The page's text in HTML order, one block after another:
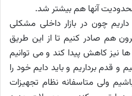
آنها هم بیشتر شد.
چون در بازار داخلی مشکلی
هم صادر کنیم تا از این طریق
ها نیز کاهش پیدا کند و می توانیم
و قدم برداریم و باید دایم خود را
ولی متاسفانه نظام تجهیزات